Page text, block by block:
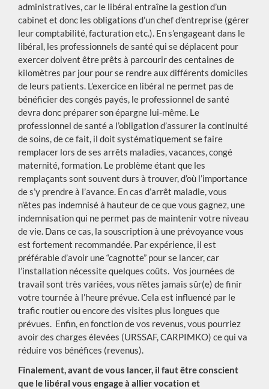
administratives, car le libéral entraîne la gestion d’un
cabinet et donc les obligations d’un chef d’entreprise (gérer
leur comptabilité, facturation etc.). En s’engageant dans le
libéral, les professionnels de santé qui se déplacent pour
exercer doivent être prêts à parcourir des centaines de
kilomètres par jour pour se rendre aux différents domiciles
de leurs patients. L’exercice en libéral ne permet pas de
bénéficier des congés payés, le professionnel de santé
devra donc préparer son épargne lui-même. Le
professionnel de santé a l’obligation d’assurer la continuité
de soins, de ce fait, il doit systématiquement se faire
remplacer lors de ses arrêts maladies, vacances, congé
maternité, formation. Le problème étant que les
remplaçants sont souvent durs à trouver, d’où l’importance
de s’y prendre à l’avance. En cas d’arrêt maladie, vous
n’êtes pas indemnisé à hauteur de ce que vous gagnez, une
indemnisation qui ne permet pas de maintenir votre niveau
de vie. Dans ce cas, la souscription à une prévoyance vous
est fortement recommandée. Par expérience, il est
préférable d’avoir une “cagnotte” pour se lancer, car
l’installation nécessite quelques coûts. Vos journées de
travail sont très variées, vous n’êtes jamais sûr(e) de finir
votre tournée à l’heure prévue. Cela est influencé par le
trafic routier ou encore des visites plus longues que
prévues. Enfin, en fonction de vos revenus, vous pourriez
avoir des charges élevées (URSSAF, CARPIMKO) ce qui va
réduire vos bénéfices (revenus).
Finalement, avant de vous lancer, il faut être conscient
que le libéral vous engage à allier vocation et